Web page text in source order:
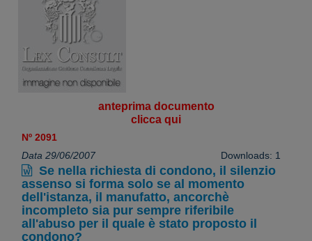
anteprima documento
clicca qui
Nº 2091
Data 29/06/2007
Downloads: 1
Se nella richiesta di condono, il silenzio
assenso si forma solo se al momento
dell'istanza, il manufatto, ancorchè
incompleto sia pur sempre riferibile
all'abuso per il quale è stato proposto il
condono?